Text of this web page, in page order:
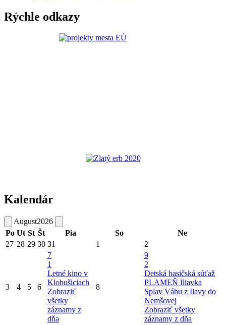
Rýchle odkazy
Kalendár
August2026
Po Ut St Št Pia So
Ne
27 28 29 30 31 1 2
3 4 5 6
7
1
Letné kino v
Klobušiciach
Zobraziť
všetky
záznamy z
dňa
8
9
2
Detská hasičská súťaž
PLAMEŇ Iliavka
Splav Váhu z Ilavy do
Nemšovej
Zobraziť všetky
záznamy z dňa